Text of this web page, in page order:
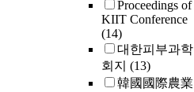
Proceedings of
KIIT Conference
(14)
대한피부과학
회지 (13)
韓國國際農業